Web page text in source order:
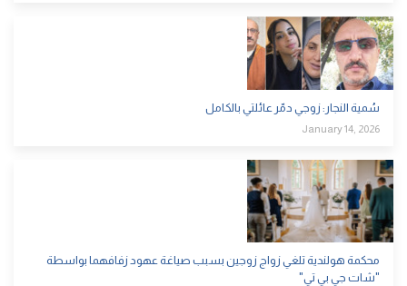
سُمية النجار: زوجي دمّر عائلتي بالكامل
January 14, 2026
محكمة هولندية تلغي زواج زوجين بسبب صياغة عهود زفافهما بواسطة
"شات جي بي تي"